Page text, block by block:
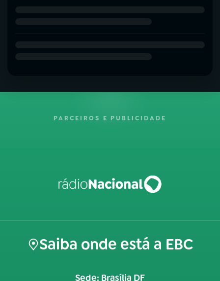
PARCEIROS E PUBLICIDADE
Saiba onde está a EBC
Sede: Brasília DF